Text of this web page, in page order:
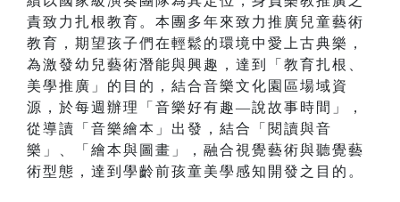
責致力扎根教育。本團多年來致力推廣兒童藝術
教育，期望孩子們在輕鬆的環境中愛上古典樂，
為激發幼兒藝術潛能與興趣，達到「教育扎根、
美學推廣」的目的，結合音樂文化園區場域資
源，於每週辦理「音樂好有趣—說故事時間」，
從導讀「音樂繪本」出發，結合「閱讀與音
樂」、「繪本與圖畫」，融合視覺藝術與聽覺藝
術型態，達到學齡前孩童美學感知開發之目的。